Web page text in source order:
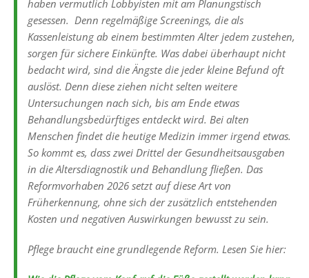
haben vermutlich Lobbyisten mit am Planungstisch
gesessen. Denn regelmäßige Screenings, die als
Kassenleistung ab einem bestimmten Alter jedem zustehen,
sorgen für sichere Einkünfte. Was dabei überhaupt nicht
bedacht wird, sind die Ängste die jeder kleine Befund oft
auslöst. Denn diese ziehen nicht selten weitere
Untersuchungen nach sich, bis am Ende etwas
Behandlungsbedürftiges entdeckt wird. Bei alten
Menschen findet die heutige Medizin immer irgend etwas.
So kommt es, dass zwei Drittel der Gesundheitsausgaben
in die Altersdiagnostik und Behandlung fließen. Das
Reformvorhaben 2026 setzt auf diese Art von
Früherkennung, ohne sich der zusätzlich entstehenden
Kosten und negativen Auswirkungen bewusst zu sein.
Pflege braucht eine grundlegende Reform. Lesen Sie hier: